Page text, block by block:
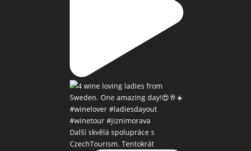
Další skvělá spolupráce s
CzechTourism. Tentokrát